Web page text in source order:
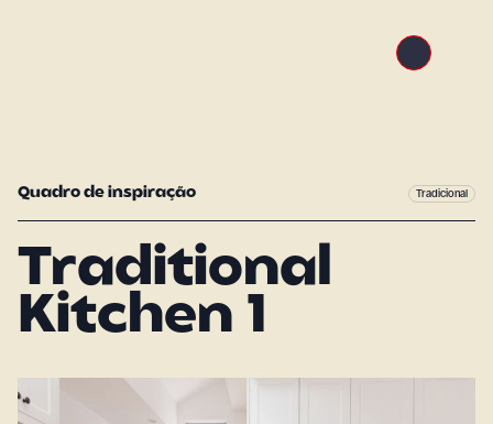
Quadro de inspiração Tradicional
Traditional
Kitchen 1